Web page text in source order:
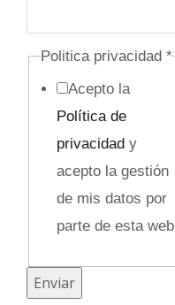
l
Politica privacidad *
Acepto la
Política de
privacidady
acepto la gestión
de mis datos por
parte de esta web
Enviar